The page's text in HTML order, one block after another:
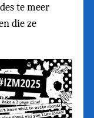
te meer
die ze